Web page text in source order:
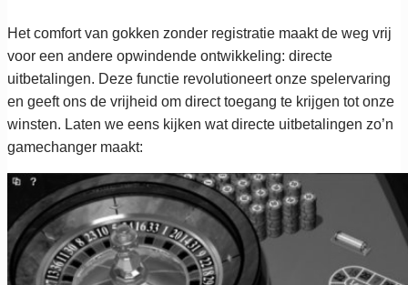
Het comfort van gokken zonder registratie maakt de weg vrij
voor een andere opwindende ontwikkeling: directe
uitbetalingen. Deze functie revolutioneert onze spelervaring
en geeft ons de vrijheid om direct toegang te krijgen tot onze
winsten. Laten we eens kijken wat directe uitbetalingen zo’n
gamechanger maakt: